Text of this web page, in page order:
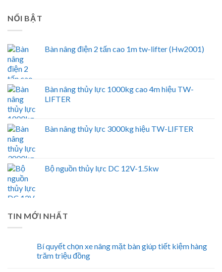
NỔI BẬT
Bàn nâng điện 2 tấn cao 1m tw-lifter (Hw2001)
Bàn nâng thủy lực 1000kg cao 4m hiệu TW-
LIFTER
Bàn nâng thủy lực 3000kg hiệu TW-LIFTER
Bộ nguồn thủy lực DC 12V-1.5kw
TIN MỚI NHẤT
Bí quyết chọn xe nâng mặt bàn giúp tiết kiệm hàng
trăm triệu đồng